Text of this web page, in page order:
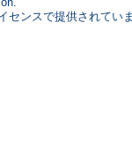
センスで提供されてい